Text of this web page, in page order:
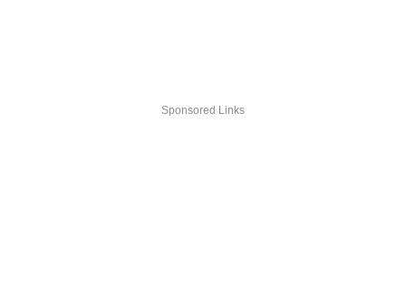
Sponsored Links